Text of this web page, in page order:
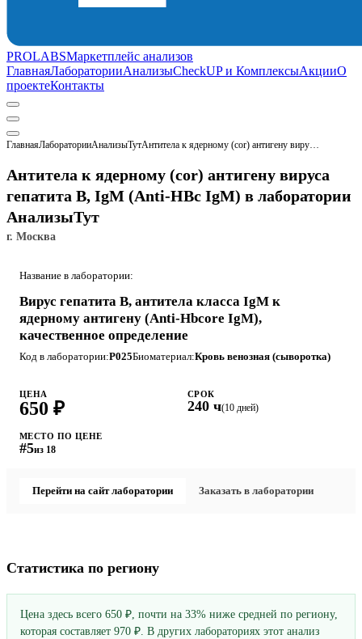
PROLABSМаркетплейс анализов
ГлавнаяЛабораторииАнализыCheckUP и КомплексыАкцииО
проектеКонтакты
ГлавнаяЛабораторииАнализыТут Антитела к ядерному (cor) антигену вируса гепатита В, IgM (Anti-HBc IgM)
Антитела к ядерному (cor) антигену вируса
гепатита В, IgM (Anti-HBc IgM) в лаборатории
АнализыТут
г. Москва
Название в лаборатории:
Вирус гепатита В, антитела класса IgМ к
ядерному антигену (Anti-Hbcore IgM),
качественное определение
Код в лаборатории:P025Биоматериал:Кровь венозная (сыворотка)
ЦЕНА
650 ₽
СРОК
240 ч(10 дней)
МЕСТО ПО ЦЕНЕ
#5из 18
Перейти на сайт лаборатории Заказать в лаборатории
Статистика по региону
Цена здесь всего 650 ₽, почти на 33% ниже средней по региону,
которая составляет 970 ₽. В других лабораториях этот анализ